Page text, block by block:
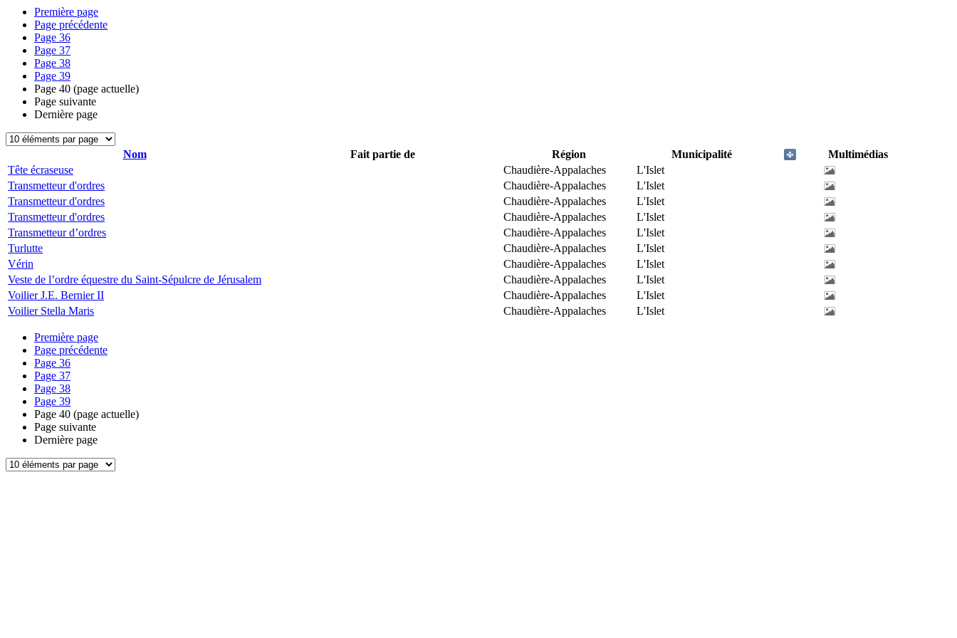
Première page
Page précédente
Page 36
Page 37
Page 38
Page 39
Page 40 (page actuelle)
Page suivante
Dernière page
Nom Fait partie de Région Municipalité
Multimédias
Tête écraseuse
Chaudière-Appalaches
L'Islet
Transmetteur d'ordres
Chaudière-Appalaches
L'Islet
Transmetteur d'ordres
Chaudière-Appalaches
L'Islet
Transmetteur d'ordres
Chaudière-Appalaches
L'Islet
Transmetteur d’ordres
Chaudière-Appalaches
L'Islet
Turlutte
Chaudière-Appalaches
L'Islet
Vérin
Chaudière-Appalaches
L'Islet
Veste de l’ordre équestre du Saint-Sépulcre de Jérusalem
Chaudière-Appalaches
L'Islet
Voilier J.E. Bernier II
Chaudière-Appalaches
L'Islet
Voilier Stella Maris
Chaudière-Appalaches L'Islet
Première page
Page précédente
Page 36
Page 37
Page 38
Page 39
Page 40 (page actuelle)
Page suivante
Dernière page